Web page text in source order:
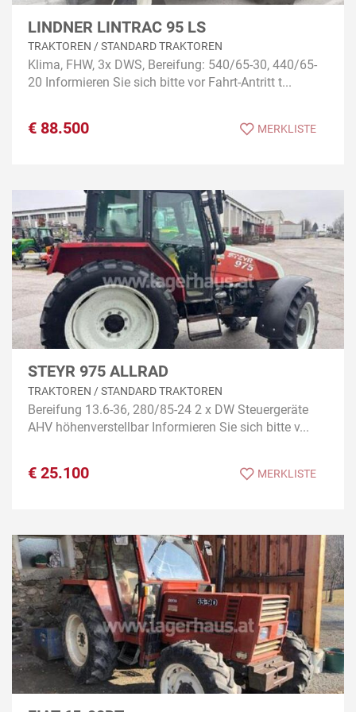
LINDNER LINTRAC 95 LS
TRAKTOREN / STANDARD TRAKTOREN
Klima, FHW, 3x DWS, Bereifung: 540/65-30, 440/65-
20 Informieren Sie sich bitte vor Fahrt-Antritt t...
€ 88.500 MERKLISTE
STEYR 975 ALLRAD
TRAKTOREN / STANDARD TRAKTOREN
Bereifung 13.6-36, 280/85-24 2 x DW Steuergeräte
AHV höhenverstellbar Informieren Sie sich bitte v...
€ 25.100 MERKLISTE